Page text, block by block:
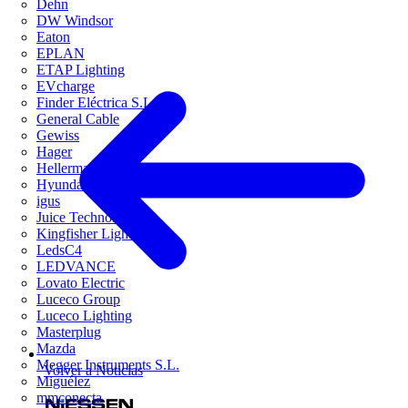
Dehn
DW Windsor
Eaton
EPLAN
ETAP Lighting
EVcharge
Finder Eléctrica S.L.U
General Cable
Gewiss
Hager
HellermannTyton
Hyundai Electric
igus
Juice Technology
Kingfisher Lighting
LedsC4
LEDVANCE
Lovato Electric
Luceco Group
Luceco Lighting
Masterplug
Mazda
Megger Instruments S.L.
Miguélez
mmconecta
Volver a Noticias